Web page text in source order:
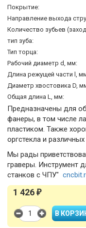
Покрытие:
Направление выхода
Количество зубьев
тип зуба:
Тип торца:
Рабочий диаметр d, мм:
Длина режущей части l,
Диаметр хвостовика D,
Общая длина L, мм:
Предназначены для
фанеры, в том числе
пластиком. Также
оргстекла и
Мы рады
граверы. Инструмент
станков с ЧПУ"
1 426 ₽